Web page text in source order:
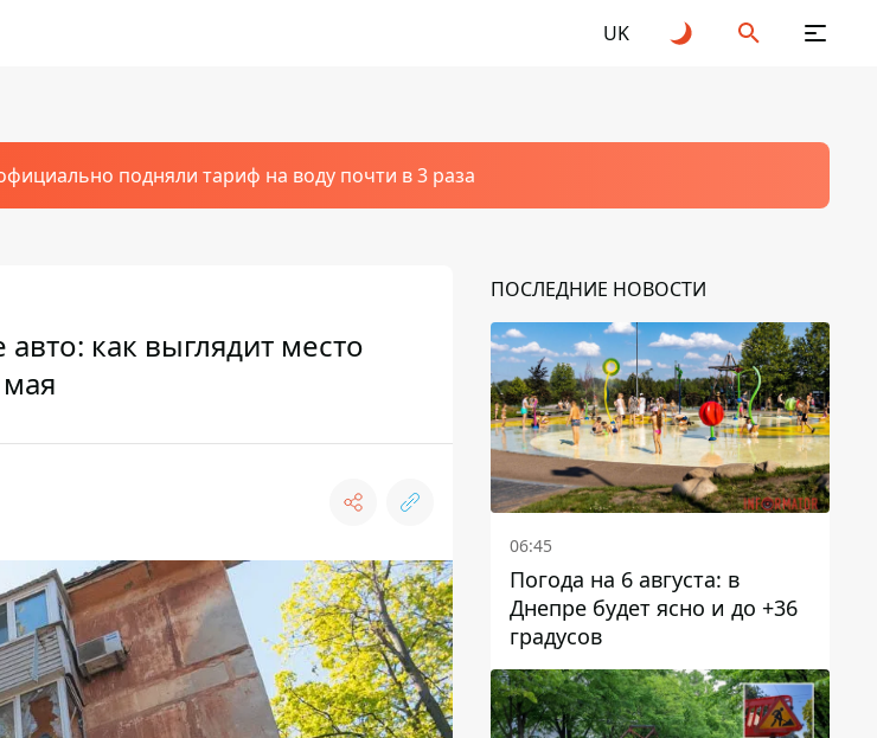
UK
подняли тариф на воду почти в 3 раза
как выглядит место
ПОСЛЕДНИЕ НОВОСТИ
06:45
Погода на 6 августа: в
Днепре будет ясно и до +36
градусов